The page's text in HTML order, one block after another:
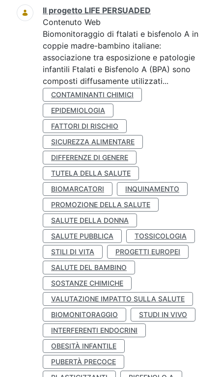
Il progetto LIFE PERSUADED
Contenuto Web
Biomonitoraggio di ftalati e bisfenolo A in
coppie madre-bambino italiane:
associazione tra esposizione e patologie
infantili Ftalati e Bisfenolo A (BPA) sono
composti diffusamente utilizzati...
CONTAMINANTI CHIMICI
EPIDEMIOLOGIA
FATTORI DI RISCHIO
SICUREZZA ALIMENTARE
DIFFERENZE DI GENERE
TUTELA DELLA SALUTE
BIOMARCATORI
INQUINAMENTO
PROMOZIONE DELLA SALUTE
SALUTE DELLA DONNA
SALUTE PUBBLICA
TOSSICOLOGIA
STILI DI VITA
PROGETTI EUROPEI
SALUTE DEL BAMBINO
SOSTANZE CHIMICHE
VALUTAZIONE IMPATTO SULLA SALUTE
BIOMONITORAGGIO
STUDI IN VIVO
INTERFERENTI ENDOCRINI
OBESITÀ INFANTILE
PUBERTÀ PRECOCE